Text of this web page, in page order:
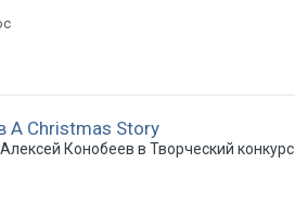
A Christmas Story
Конобеев в Творческий конкурс